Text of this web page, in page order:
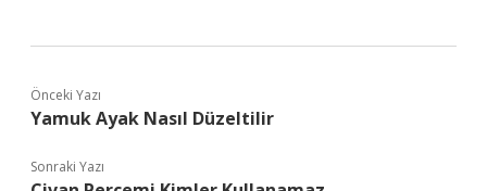
Önceki Yazı
Yamuk Ayak Nasıl Düzeltilir
Sonraki Yazı